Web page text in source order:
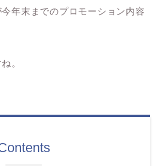
年末までのプロモーション内容
。